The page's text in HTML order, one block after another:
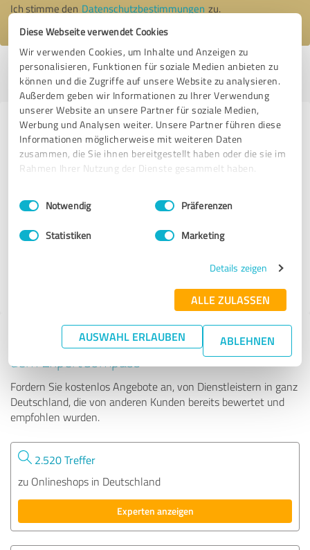
Diese Webseite verwendet Cookies
Wir verwenden Cookies, um Inhalte und Anzeigen zu
personalisieren, Funktionen für soziale Medien anbieten zu
können und die Zugriffe auf unsere Website zu analysieren.
Außerdem geben wir Informationen zu Ihrer Verwendung
unserer Website an unsere Partner für soziale Medien,
Werbung und Analysen weiter. Unsere Partner führen diese
Informationen möglicherweise mit weiteren Daten
zusammen, die Sie ihnen bereitgestellt haben oder die sie im
Rahmen Ihrer Nutzung der Dienste gesammelt haben.
Impressum Datenschutzbestimmungen
Einwilligungsauswahl
Notwendig Präferenzen
Statistiken Marketing
Details zeigen
ALLE ZULASSEN
AUSWAHL ERLAUBEN ABLEHNEN
Ich stimme den Datenschutzbestimmungen zu.
Profil aktiv seit 05.07.2020 |Letzte Aktualisierung: 05.07.2020|Profil
melden
Erfahrungen zu weiteren
Anbietern aus dem Bereich
Onlineshops
AML Lederwaren GmbH
Tipp: Die passenden Experten finden - mit
dem ExpertCompass
Fordern Sie kostenlos Angebote an, von Dienstleistern in ganz
Deutschland, die von anderen Kunden bereits bewertet und
empfohlen wurden.
2.520 Treffer
zu Onlineshops in Deutschland
Experten anzeigen